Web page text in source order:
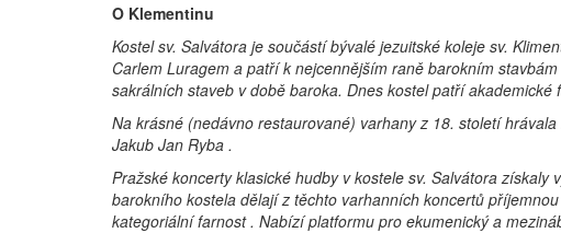
O Klementinu
Kostel sv. Salvátora je součástí bývalé jezuitské koleje sv.
Carlem Luragem a patří k nejcennějším raně barokním
sakrálních staveb v době baroka. Dnes kostel patří
Na krásné (nedávno restaurované) varhany z 18. století
Jakub Jan Ryba .
Pražské koncerty klasické hudby v kostele sv. Salvátora
barokního kostela dělají z těchto varhanních koncertů
kategoriální farnost . Nabízí platformu pro ekumenický a